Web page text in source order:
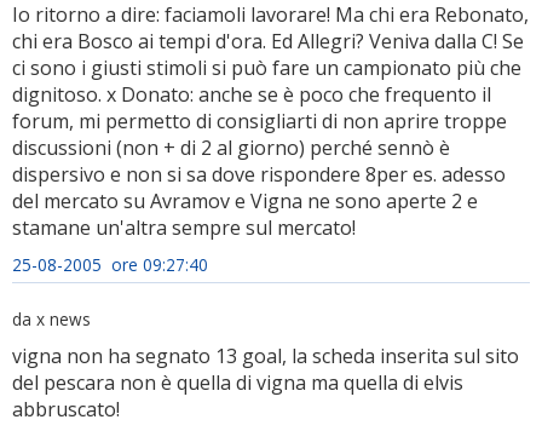
Io ritorno a dire: faciamoli lavorare! Ma chi era Rebonato,
chi era Bosco ai tempi d'ora. Ed Allegri? Veniva dalla C! Se
ci sono i giusti stimoli si può fare un campionato più che
dignitoso. x Donato: anche se è poco che frequento il
forum, mi permetto di consigliarti di non aprire troppe
discussioni (non + di 2 al giorno) perché sennò è
dispersivo e non si sa dove rispondere 8per es. adesso
del mercato su Avramov e Vigna ne sono aperte 2 e
stamane un'altra sempre sul mercato!
25-08-2005 ore 09:27:40
da x news
vigna non ha segnato 13 goal, la scheda inserita sul sito
del pescara non è quella di vigna ma quella di elvis
abbruscato!